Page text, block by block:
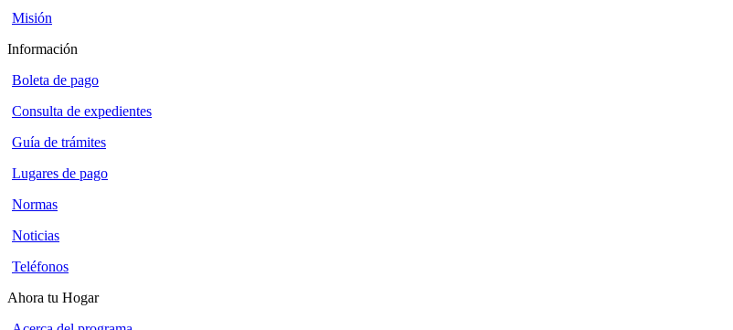
Misión
Información
Boleta de pago
Consulta de expedientes
Guía de trámites
Lugares de pago
Normas
Noticias
Teléfonos
Ahora tu Hogar